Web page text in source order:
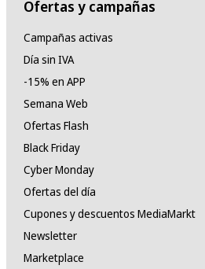
Ofertas y campañas
Campañas activas
Día sin IVA
-15% en APP
Semana Web
Ofertas Flash
Black Friday
Cyber Monday
Ofertas del día
Cupones y descuentos MediaMarkt
Newsletter
Marketplace